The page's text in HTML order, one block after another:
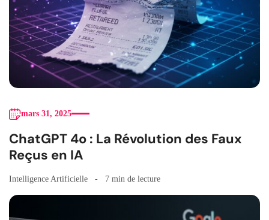
mars 31, 2025
ChatGPT 4o : La Révolution des Faux
Reçus en IA
Intelligence Artificielle 7 min de lecture